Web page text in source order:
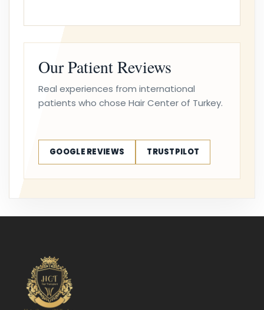
Our Patient Reviews
Real experiences from international
patients who chose Hair Center of Turkey.
GOOGLE REVIEWS TRUSTPILOT